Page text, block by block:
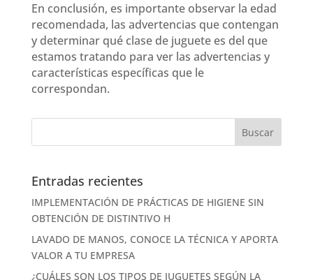
En conclusión, es importante observar la edad
recomendada, las advertencias que contengan
y determinar qué clase de juguete es del que
estamos tratando para ver las advertencias y
características específicas que le
correspondan.
Entradas recientes
IMPLEMENTACIÓN DE PRÁCTICAS DE HIGIENE SIN
OBTENCIÓN DE DISTINTIVO H
LAVADO DE MANOS, CONOCE LA TÉCNICA Y APORTA
VALOR A TU EMPRESA
¿CUÁLES SON LOS TIPOS DE JUGUETES SEGÚN LA